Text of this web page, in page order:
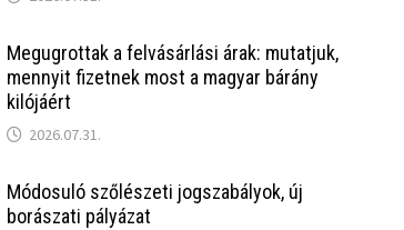
Megugrottak a felvásárlási árak: mutatjuk,
mennyit fizetnek most a magyar bárány
kilójáért
2026.07.31.
Módosuló szőlészeti jogszabályok, új
borászati pályázat